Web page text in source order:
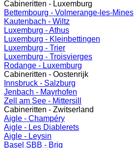
Cabineritten - Luxemburg
Bettembourg - Volmerange-les-Mines
Kautenbach - Wiltz
Luxemburg - Athus
Luxemburg - Kleinbettingen
Luxemburg - Trier
Luxemburg - Troisvierges
Rodange - Luxemburg
Cabineritten - Oostenrijk
Innsbruck - Salzburg
Jenbach - Mayrhofen
Zell am See - Mittersill
Cabineritten - Zwitserland
Aigle - Champéry
Aigle - Les Diablerets
Aigle - Leysin
Basel SBB - Brig